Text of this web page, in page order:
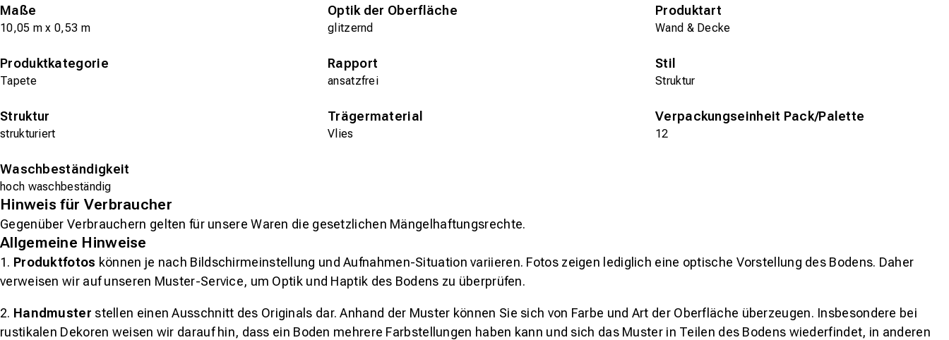
Maße
10,05 m x 0,53 m
Optik der Oberfläche
glitzernd
Produktart
Wand & Decke
Produktkategorie
Tapete
Rapport
ansatzfrei
Stil
Struktur
Struktur
strukturiert
Trägermaterial
Vlies
Verpackungseinheit Pack/Palette
12
Waschbeständigkeit
hoch waschbeständig
Hinweis für Verbraucher
Gegenüber Verbrauchern gelten für unsere Waren die gesetzlichen Mängelhaftungsrechte.
Allgemeine Hinweise
1. Produktfotos können je nach Bildschirmeinstellung und Aufnahmen-Situation variieren. Fotos zeigen lediglich eine optische Vorstellung des Bodens. Daher
verweisen wir auf unseren Muster-Service, um Optik und Haptik des Bodens zu überprüfen.
2. Handmuster stellen einen Ausschnitt des Originals dar. Anhand der Muster können Sie sich von Farbe und Art der Oberfläche überzeugen. Insbesondere bei
rustikalen Dekoren weisen wir darauf hin, dass ein Boden mehrere Farbstellungen haben kann und sich das Muster in Teilen des Bodens wiederfindet, in anderen